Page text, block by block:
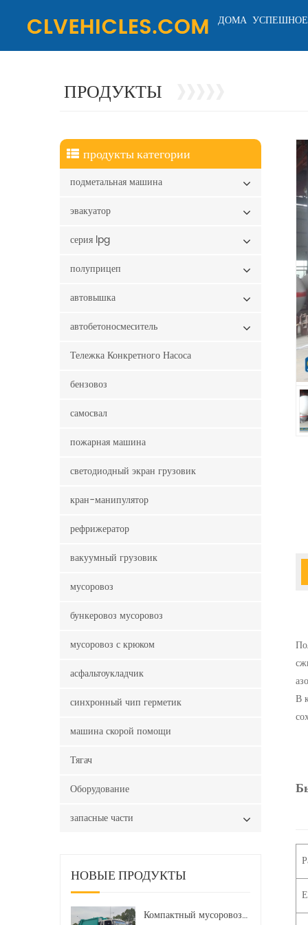
ДОМА
ПРОДУКТЫ
продукты категории
подметальная машина
эвакуатор
серия lpg
полуприцеп
автовышка
автобетоносмеситель
Тележка Конкретного Насоса
бензовоз
самосвал
пожарная машина
светодиодный экран грузовик
кран-манипулятор
рефрижератор
вакуумный грузовик
мусоровоз
бункеровоз мусоровоз
мусоровоз с крюком
асфальтоукладчик
синхронный чип герметик
машина скорой помощи
Тягач
Оборудование
запасные части
НОВЫЕ ПРОДУКТЫ
Компактный мусоровоз HOWO LHD 4x2 160 л.с. 12 куб. м
В